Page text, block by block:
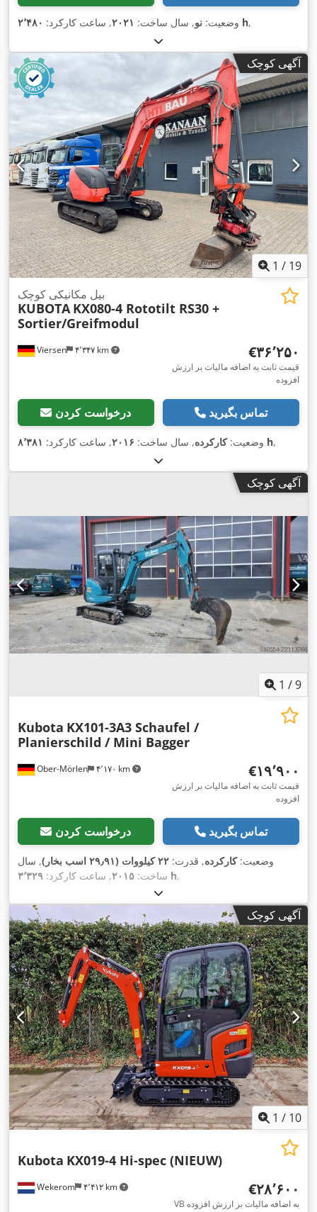
وضعیت: نو, سال ساخت: ۲۰۲۱, ساعت کارکرد: ۲٬۴۸۰ h,
آگهی کوچک
1 / 19
Viersen ۴٬۳۴۷ km
بیل مکانیکی کوچک
KUBOTA KX080-4 Rototilt RS30 +
Sortier/Greifmodul
‎€۳۶٬۲۵۰
قیمت ثابت به اضافه مالیات بر ارزش
افزوده
درخواست کردن تماس بگیرید
وضعیت:کارکرده, سال ساخت: ۲۰۱۶, ساعت کارکرد: ۸٬۳۸۱ h,
آگهی کوچک
1 /9
Ober-Mörlen ۴٬۱۷۰ km
Kubota KX101-3A3 Schaufel /
Planierschild / Mini Bagger
‎€۱۹٬۹۰۰
قیمت ثابت به اضافه مالیات بر ارزش
افزوده
درخواست کردن تماس بگیرید
وضعیت:کارکرده, قدرت: ۲۲ کیلووات (۲۹٫۹۱ اسب بخار)
, سال
ساخت: ۲۰۱۵, ساعت کارکرد: ۳٬۳۲۹ h,
آگهی کوچک
1 / 10
Wekerom ۴٬۴۱۲ km
Kubota KX019-4 Hi-spec (NIEUW)
‎€۲۸٬۶۰۰
VB به اضافه مالیات بر ارزش افزوده